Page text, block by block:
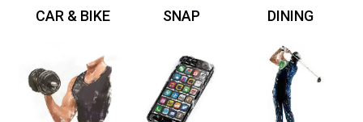
CAR & BIKE SNAP DINING